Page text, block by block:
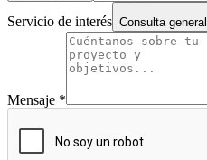
Servicio de interés Consulta general
Mensaje *